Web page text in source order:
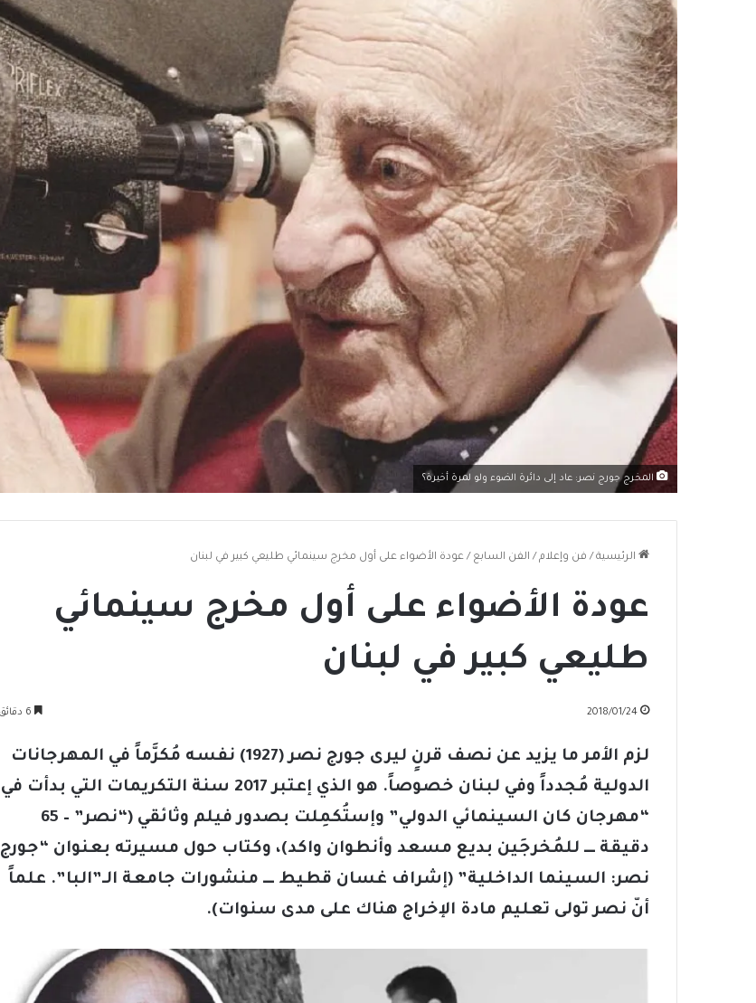
المخرج جورج نصر: عاد إلى دائرة الضوء ولو لمرة أخيرة؟
الرئيسية / فن وإعلام / الفن السابع / عودة الأضواء على أول مخرج سينمائي طليعي كبير في لبنان
عودة الأضواء على أول مخرج سينمائي
طليعي كبير في لبنان
2018/01/24
لزم الأمر ما يزيد عن نصف قرنٍ ليرى جورج نصر (1927) نفسه مُكرَّماً في المهرجانات
الدولية مُجدداً وفي لبنان خصوصاً. هو الذي إعتبر 2017 سنة التكريمات التي بدأت في
“مهرجان كان السينمائي الدولي” وإستُكمِلت بصدور فيلم وثائقي (“نصر” – 65
دقيقة ـــ للمُخرجَين بديع مسعد وأنطوان واكد)، وكتاب حول مسيرته بعنوان “جورج
نصر: السينما الداخلية” (إشراف غسان قطيط ـــ منشورات جامعة الـ”البا”. علماً
أنّ نصر تولى تعليم مادة الإخراج هناك على مدى سنوات).